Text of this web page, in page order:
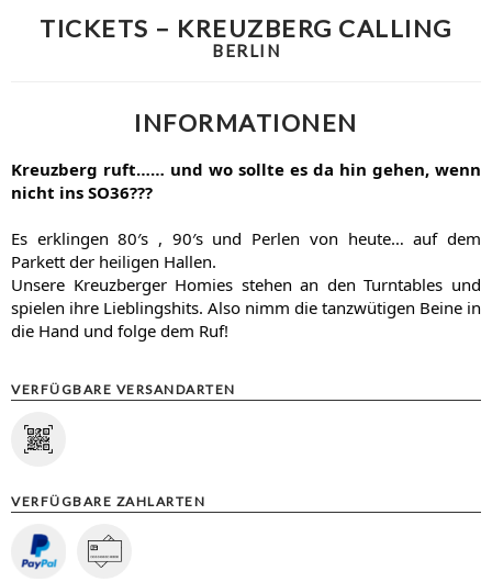
TICKETS – KREUZBERG CALLING
BERLIN
INFORMATIONEN
Kreuzberg ruft…… und wo sollte es da hin gehen, wenn
nicht ins SO36???
Es erklingen 80′s , 90′s und Perlen von heute… auf dem
Parkett der heiligen Hallen.
Unsere Kreuzberger Homies stehen an den Turntables und
spielen ihre Lieblingshits. Also nimm die tanzwütigen Beine in
die Hand und folge dem Ruf!
VERFÜGBARE VERSANDARTEN
VERFÜGBARE ZAHLARTEN